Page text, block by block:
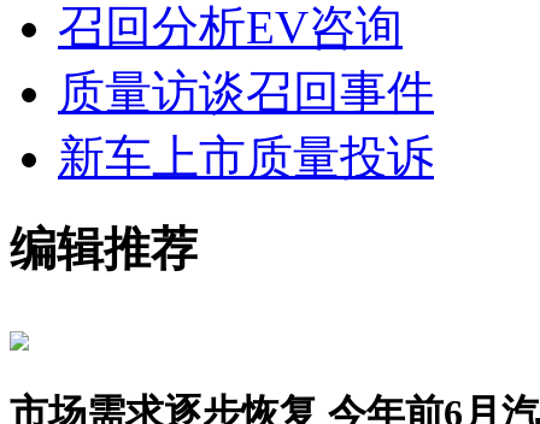
召回分析EV咨询
质量访谈召回事件
新车上市质量投诉
编辑推荐
市场需求逐步恢复 今年前6月